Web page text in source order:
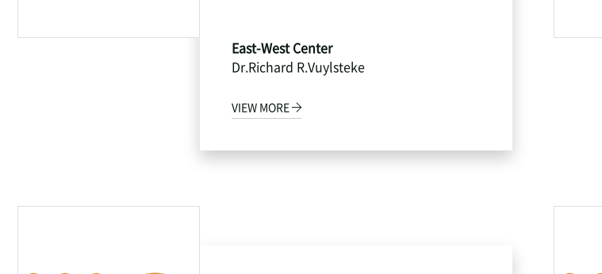
East-West Center
Dr.Richard R.Vuylsteke
VIEW MORE